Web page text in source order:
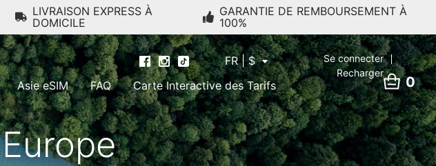
LIVRAISON EXPRESS À
DOMICILE
GARANTIE DE REMBOURSEMENT À
100%
FR | $
Asie eSIM FAQ Carte Interactive des Tarifs 0
Se connecter
Recharger